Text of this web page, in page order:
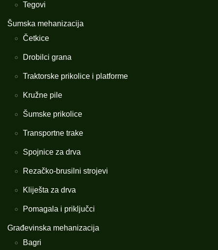
Tegovi
Šumska mehanizacija
Četkice
Drobilci grana
Traktorske prikolice i platforme
Kružne pile
Šumske prikolice
Transportne trake
Spojnice za drva
Rezačko-brusilni strojevi
Kliješta za drva
Pomagala i priključci
Građevinska mehanizacija
Bagri